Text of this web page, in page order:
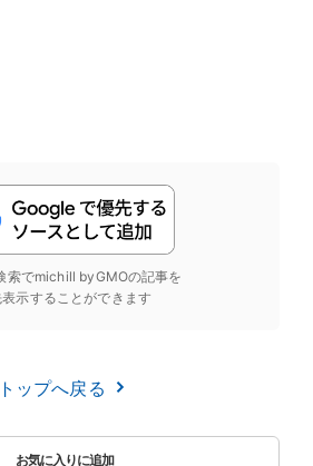
索でmichill byGMOの記事を
示することができます
トップへ戻る